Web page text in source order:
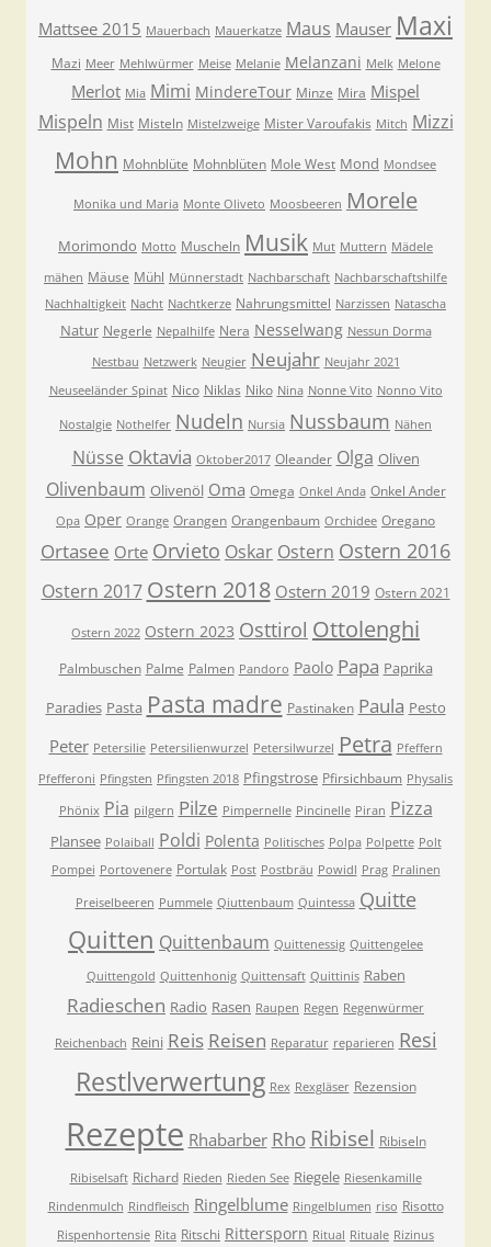
Mattsee 2015 Mauerbach Mauerkatze Maus Mauser Maxi
Mazi Meer Mehlwürmer Meise Melanie Melanzani Melk Melone
Merlot Mia Mimi MindereTour Minze Mira Mispel
Mispeln Mist Misteln Mistelzweige Mister Varoufakis Mitch Mizzi
Mohn Mohnblüte Mohnblüten Mole West Mond Mondsee
Monika und Maria Monte Oliveto Moosbeeren Morele
Morimondo Motto Muscheln Musik Mut Muttern Mädele
mähen Mäuse Mühl Münnerstadt Nachbarschaft Nachbarschaftshilfe
Nachhaltigkeit Nacht Nachtkerze Nahrungsmittel Narzissen Natascha
Natur Negerle Nepalhilfe Nera Nesselwang Nessun Dorma
Nestbau Netzwerk Neugier Neujahr Neujahr 2021
Neuseeländer Spinat Nico Niklas Niko Nina Nonne Vito Nonno Vito
Nostalgie Nothelfer Nudeln Nursia Nussbaum Nähen
Nüsse Oktavia Oktober2017 Oleander Olga Oliven
Olivenbaum Olivenöl Oma Omega Onkel Anda Onkel Ander
Opa Oper Orange Orangen Orangenbaum Orchidee Oregano
Ortasee Orte Orvieto Oskar Ostern Ostern 2016
Ostern 2017 Ostern 2018 Ostern 2019 Ostern 2021
Ostern 2022 Ostern 2023 Osttirol Ottolenghi
Palmbuschen Palme Palmen Pandoro Paolo Papa Paprika
Paradies Pasta Pasta madre Pastinaken Paula Pesto
Peter Petersilie Petersilienwurzel Petersilwurzel Petra Pfeffern
Pfefferoni Pfingsten Pfingsten 2018 Pfingstrose Pfirsichbaum Physalis
Phönix Pia pilgern Pilze Pimpernelle Pincinelle Piran Pizza
Plansee Polaiball Poldi Polenta Politisches Polpa Polpette Polt
Pompei Portovenere Portulak Post Postbräu Powidl Prag Pralinen
Preiselbeeren Pummele Qiuttenbaum Quintessa Quitte
Quitten Quittenbaum Quittenessig Quittengelee
Quittengold Quittenhonig Quittensaft Quittinis Raben
Radieschen Radio Rasen Raupen Regen Regenwürmer
Reichenbach Reini Reis Reisen Reparatur reparieren Resi
Restlverwertung Rex Rexgläser Rezension
Rezepte Rhabarber Rho Ribisel Ribiseln
Ribiselsaft Richard Rieden Rieden See Riegele Riesenkamille
Rindenmulch Rindfleisch Ringelblume Ringelblumen riso Risotto
Rispenhortensie Rita Ritschi Rittersporn Ritual Rituale Rizinus